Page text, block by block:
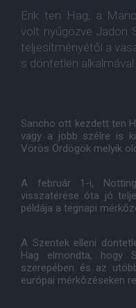
Erik ten Hag, a
volt nyűgözve Jadon
teljesítményétől a
s döntetlen alkalmával.
Sancho ott kezdett ten
vagy a jobb szélre is
Vörös Ördögök melyik
A február 1-i,
visszatérése óta jó
példája a tegnapi
A Szentek elleni
Hag elmondta, hogy
szerepében és az
európai mérkőzéseken